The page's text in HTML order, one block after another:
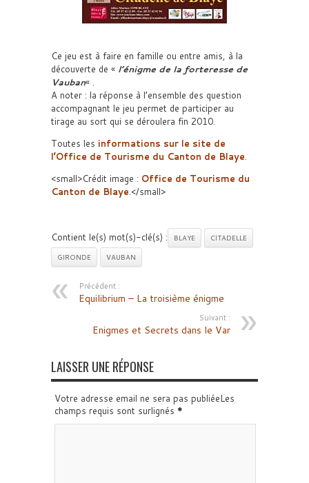
Ce jeu est à faire en famille ou entre amis, à la
découverte de « l’énigme de la forteresse de
Vauban« .
A noter : la réponse à l’ensemble des question
accompagnant le jeu permet de participer au
tirage au sort qui se déroulera fin 2010.
Toutes les informations sur le site de
l’Office de Tourisme du Canton de Blaye.
<small>Crédit image : Office de Tourisme du
Canton de Blaye.</small>
Contient le(s) mot(s)-clé(s) : BLAYE
CITADELLE
GIRONDE
VAUBAN
Précédent :
Equilibrium – La troisième énigme
Suivant :
Enigmes et Secrets dans le Var
LAISSER UNE RÉPONSE
Votre adresse email ne sera pas publiéeLes
champs requis sont surlignés *